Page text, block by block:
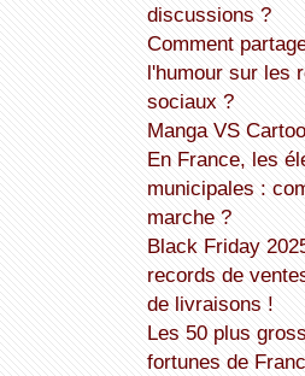
discussions ?
Comment partager
l'humour sur les
sociaux ?
Manga VS
En France, les élections
municipales :
marche ?
Black Friday 2025 :
records de
de livraisons !
Les 50 plus grosses
fortunes de